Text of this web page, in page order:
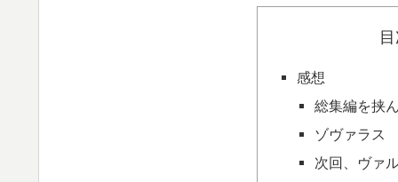
感想
総集編を挟
ゾヴァラス
次回、ヴァ